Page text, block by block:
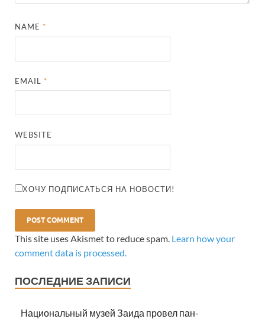
NAME *
EMAIL *
WEBSITE
ХОЧУ ПОДПИСАТЬСЯ НА НОВОСТИ!
This site uses Akismet to reduce spam. Learn how your
comment data is processed.
ПОСЛЕДНИЕ ЗАПИСИ
Национальный музей Заида провел пан-